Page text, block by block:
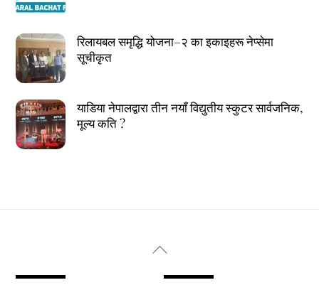
रिलायबल समृद्धि योजना–२ का इकाइहरू नेप्सेमा
सूचीकृत
याडिया नेपालद्वारा तीन नयाँ विद्युतीय स्कुटर सार्वजनिक,
मूल्य कति ?
Back